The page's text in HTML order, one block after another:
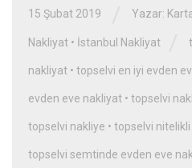
15 Şubat 2019 Yazar:
Nakliyat • İstanbul Nakliyat
nakliyat • topselvi en iyi evden
evden eve nakliyat • topselvi
topselvi nakliye • topselvi
topselvi semtinde evden eve